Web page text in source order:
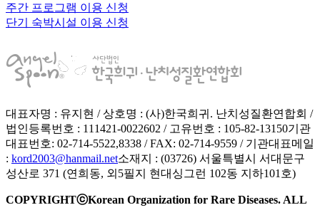
주간 프로그램 이용 신청
단기 숙박시설 이용 신청
대표자명 : 유지현 / 상호명 : (사)한국희귀. 난치성질환연합회 /
법인등록번호 : 111421-0022602 / 고유번호 : 105-82-13150기관
대표번호: 02-714-5522,8338 / FAX: 02-714-9559 / 기관대표메일
: kord2003@hanmail.net소재지 : (03726) 서울특별시 서대문구
성산로 371 (연희동, 외5필지 현대싱그런 102동 지하101호)
COPYRIGHTⓒKorean Organization for Rare Diseases. ALL